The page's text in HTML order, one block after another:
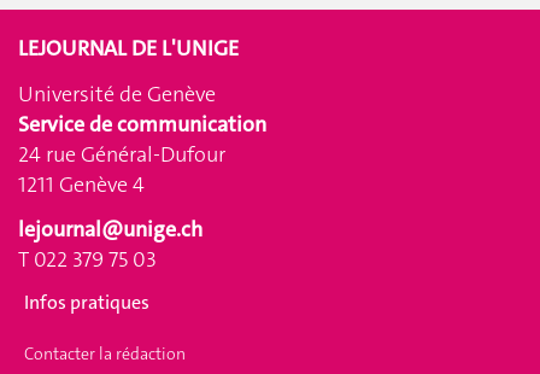
LEJOURNAL DE L'UNIGE
Université de Genève
Service de communication
24 rue Général-Dufour
1211 Genève 4
lejournal@unige.ch
T 022 379 75 03
Infos pratiques
Contacter la rédaction